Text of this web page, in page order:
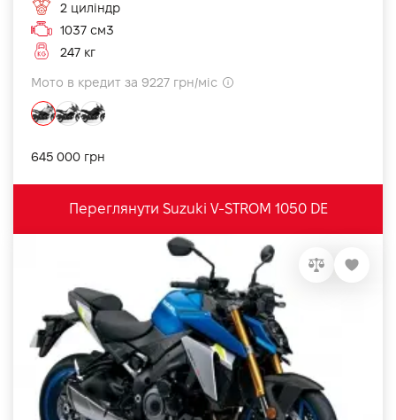
2 циліндр
1037 см3
247 кг
Мото в кредит за 9227 грн/міс
645 000 грн
Переглянути Suzuki V-STROM 1050 DE